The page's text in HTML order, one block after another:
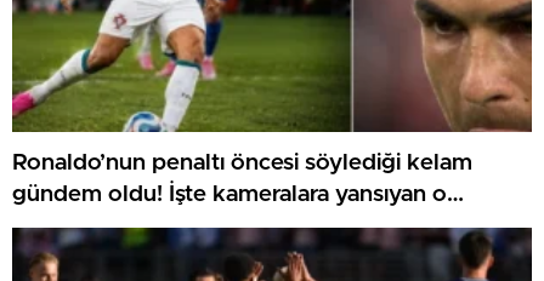
Ronaldo’nun penaltı öncesi söylediği kelam
gündem oldu! İşte kameralara yansıyan o
görüntü…